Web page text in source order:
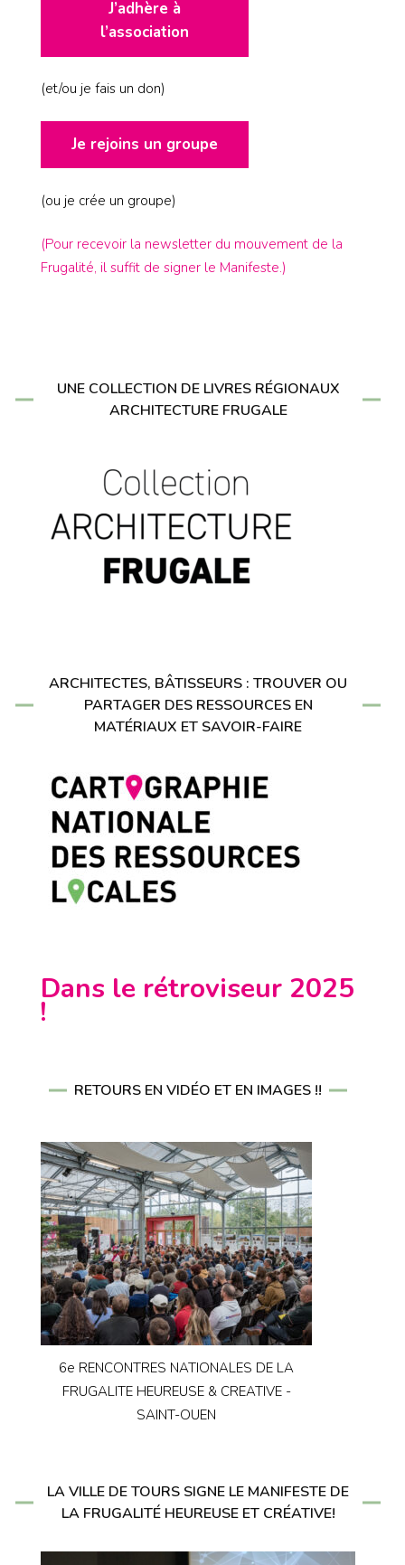
J’adhère à
l’association
(et/ou je fais un don)
Je rejoins un groupe
(ou je crée un groupe)
(Pour recevoir la newsletter du mouvement de la
Frugalité, il suffit de signer le Manifeste.)
UNE COLLECTION DE LIVRES RÉGIONAUX
ARCHITECTURE FRUGALE
ARCHITECTES, BÂTISSEURS : TROUVER OU
PARTAGER DES RESSOURCES EN
MATÉRIAUX ET SAVOIR-FAIRE
Dans le rétroviseur 2025
!
RETOURS EN VIDÉO ET EN IMAGES !!
6e RENCONTRES NATIONALES DE LA
FRUGALITE HEUREUSE & CREATIVE -
SAINT-OUEN
LA VILLE DE TOURS SIGNE LE MANIFESTE DE
LA FRUGALITÉ HEUREUSE ET CRÉATIVE!